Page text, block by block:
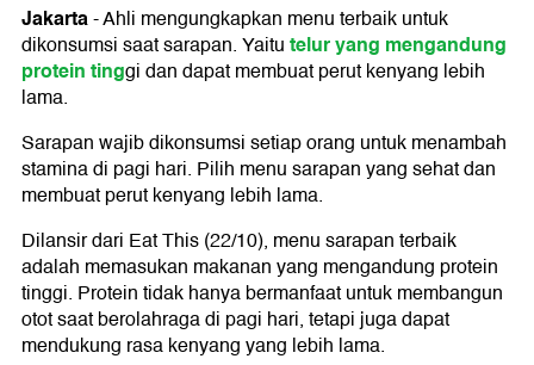
Jakarta-Ahli mengungkapkan menu terbaik untuk
dikonsumsi saat sarapan. Yaitutelur yang mengandung
protein tinggi dan dapat membuat perut kenyang lebih
lama.
Sarapan wajib dikonsumsi setiap orang untuk menambah
stamina di pagi hari. Pilih menu sarapan yang sehat dan
membuat perut kenyang lebih lama.
Dilansir dari Eat This (22/10), menu sarapan terbaik
adalah memasukan makanan yang mengandung protein
tinggi. Protein tidak hanya bermanfaat untuk membangun
otot saat berolahraga di pagi hari, tetapi juga dapat
mendukung rasa kenyang yang lebih lama.